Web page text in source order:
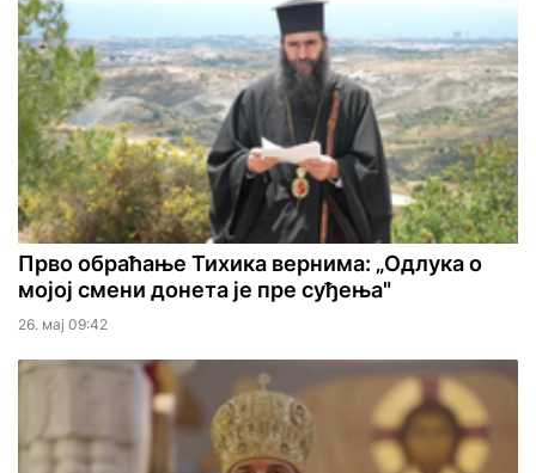
Прво обраћање Тихика вернима: „Одлука о
мојој смени донета је пре суђења"
26. мај 09:42